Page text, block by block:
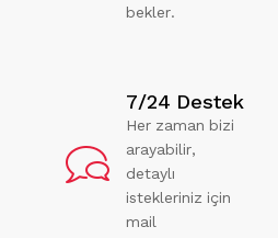
bekler.
7/24 Destek
Her zaman bizi
arayabilir,
detaylı
istekleriniz için
mail